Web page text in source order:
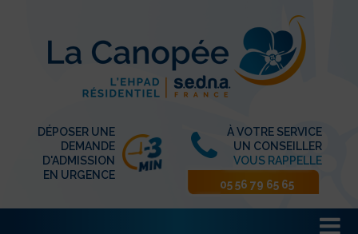
DÉPOSER UNE
DEMANDE
D'ADMISSION
EN URGENCE
À VOTRE SERVICE
UN CONSEILLER
VOUS RAPPELLE
05 56 79 65 65